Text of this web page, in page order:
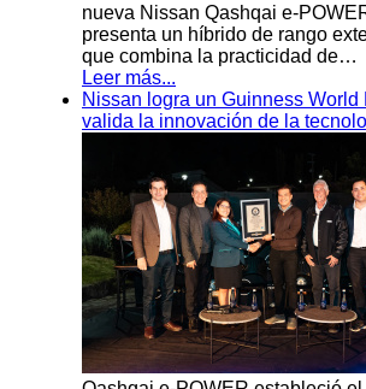
nueva Nissan Qashqai e-
presenta un híbrido de rango
que combina la practicidad de…
Leer más...
Nissan logra un Guinness
valida la innovación de la